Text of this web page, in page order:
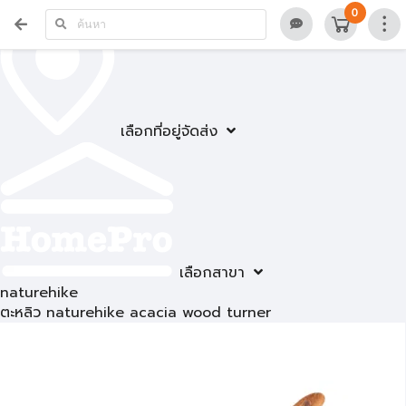
เลือกที่อยู่จัดส่ง
เลือกสาขา
0
naturehike
ตะหลิว naturehike acacia wood turner